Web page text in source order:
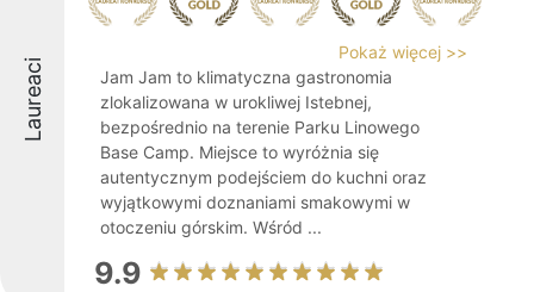
Laureaci
Pokaż więcej >>
Jam Jam to klimatyczna gastronomia
zlokalizowana w urokliwej Istebnej,
bezpośrednio na terenie Parku Linowego
Base Camp. Miejsce to wyróżnia się
autentycznym podejściem do kuchni oraz
wyjątkowymi doznaniami smakowymi w
otoczeniu górskim. Wśród ...
9.9